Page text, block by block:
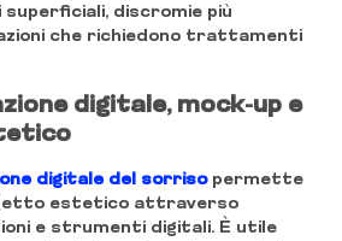
discromie più
che richiedono trattamenti
digitale, mock-up e
digitale del sorrisopermette
estetico attraverso
e strumenti digitali. È utile